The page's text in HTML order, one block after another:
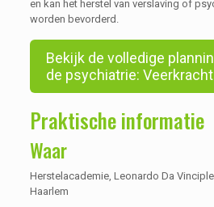
en kan het herstel van verslaving of
worden bevorderd.
Bekijk de volledige
de psychiatrie: Veerkracht
Praktische informatie
Waar
Herstelacademie, Leonardo Da
Haarlem